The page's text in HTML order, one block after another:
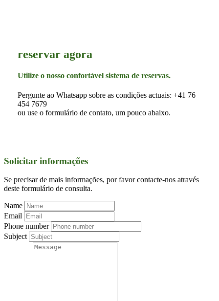
reservar agora
Utilize o nosso confortável sistema de reservas.
Pergunte ao Whatsapp sobre as condições actuais: +41 76
454 7679
ou use o formulário de contato, um pouco abaixo.
Solicitar informações
Se precisar de mais informações, por favor contacte-nos através
deste formulário de consulta.
Name
Email
Phone number
Subject